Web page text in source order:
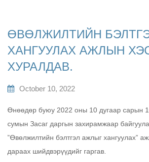
ӨВӨЛЖИЛТИЙН
ХАНГУУЛАХ АЖЛЫН
ХУРАЛДАВ.
October 10, 2022
Өнөөдөр буюу 2022 оны 10 дугаар сарын
сумын Засаг даргын захирамжаар
”Өвөлжилтийн бэлтгэл ажлыг хангуулах”
дараах шийдвэрүүдийг гаргав.